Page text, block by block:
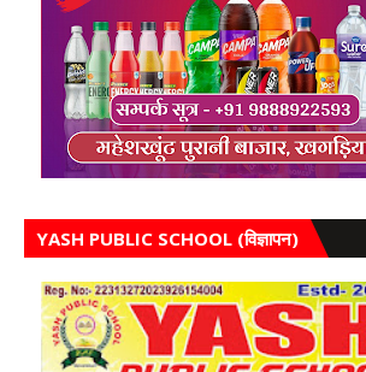
YASH PUBLIC SCHOOL (विज्ञापन)